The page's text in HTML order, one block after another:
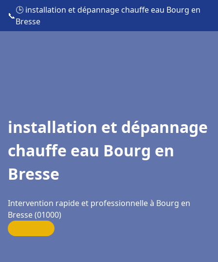
📞
🕒 installation et dépannage chauffe eau Bourg en
Bresse
installation et dépannage
chauffe eau Bourg en
Bresse
Intervention rapide et professionnelle à Bourg en
Bresse (01000)